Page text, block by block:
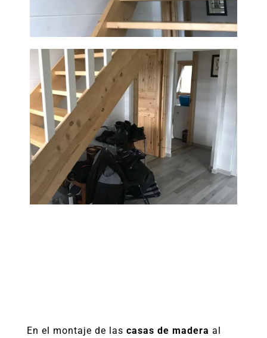
En el montaje de las casas de madera al